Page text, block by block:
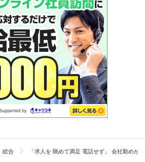
総合 「求人を 眺めて満足 電話せず」 会社勤め